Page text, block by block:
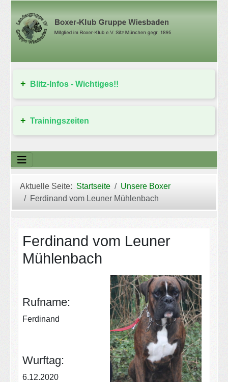
Blitz-Infos - Wichtiges!!
Trainingszeiten
Aktuelle Seite: Startseite
Unsere Boxer
Ferdinand vom Leuner Mühlenbach
Ferdinand vom Leuner
Mühlenbach
Rufname:
Ferdinand
Wurftag:
6.12.2020